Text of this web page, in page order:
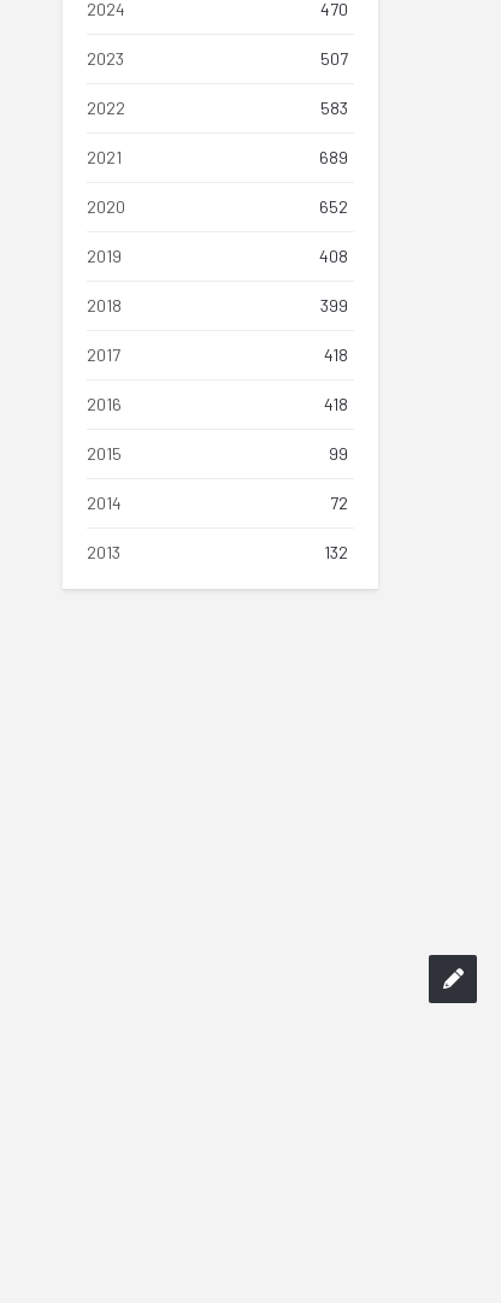
2024 470
2023 507
2022 583
2021 689
2020 652
2019 408
2018 399
2017 418
2016 418
2015 99
2014 72
2013 132